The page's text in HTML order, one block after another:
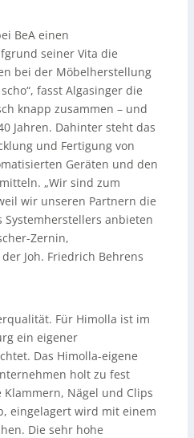
BeA einen
seiner Vita die
bei der Möbelherstellung
fasst Algasinger die
knapp zusammen – und
Jahren. Dahinter steht das
und Fertigung von
Geräten und den
„Wir sind zum
wir unseren Partnern die
Systemherstellers anbieten
Zernin,
Joh. Friedrich Behrens
Für Himolla ist im
ein eigener
Das Himolla-eigene
holt zu fest
Nägel und Clips
eingelagert wird mit einem
Die sehr hohe